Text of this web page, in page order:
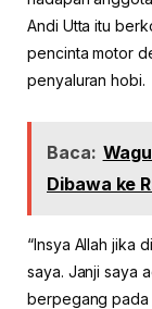
Andi Utta itu
pencinta motor
penyaluran hobi.
Baca:
Dibawa ke
“Insya Allah jika
saya. Janji saya
berpegang pada